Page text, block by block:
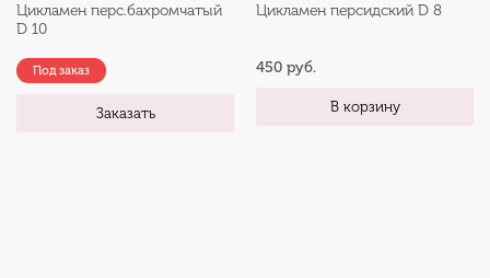
Цикламен перс.бахромчатый
D 10
Под заказ
Заказать
Цикламен персидский D 8
450 руб.
В корзину